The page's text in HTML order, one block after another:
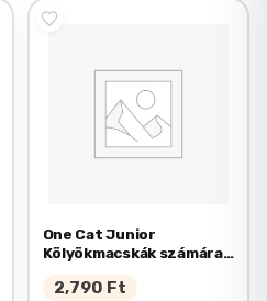
One Cat Junior
Kölyökmacskák számára
csirke ízesítéssel 750g
2,790 Ft